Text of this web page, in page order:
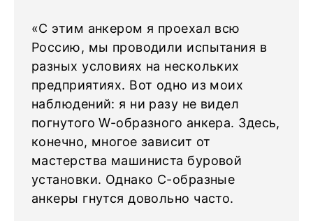
«С этим анкером я проехал всю
Россию, мы проводили испытания в
разных условиях на нескольких
предприятиях. Вот одно из моих
наблюдений: я ни разу не видел
погнутого W-образного анкера. Здесь,
конечно, многое зависит от
мастерства машиниста буровой
установки. Однако С-образные
анкеры гнутся довольно часто.